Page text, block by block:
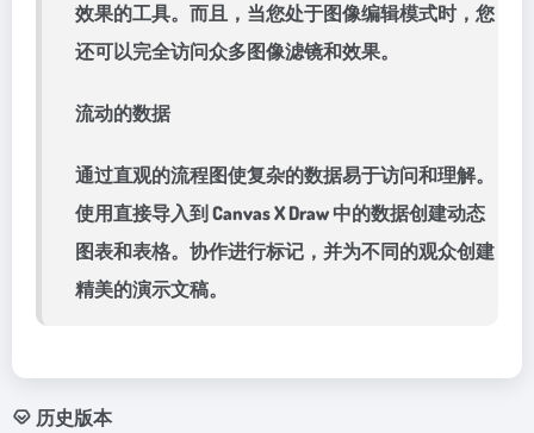
效果的工具。而且，当您处于图像编辑模式时，您
还可以完全访问众多图像滤镜和效果。
流动的数据
通过直观的流程图使复杂的数据易于访问和理解。
使用直接导入到 Canvas X Draw 中的数据创建动态
图表和表格。协作进行标记，并为不同的观众创建
精美的演示文稿。
历史版本